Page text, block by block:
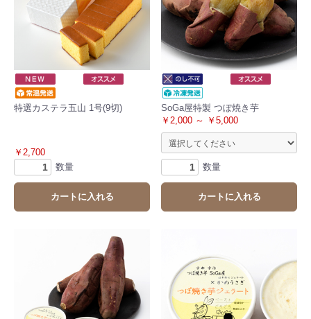
特選カステラ五山 1号(9切)
￥2,700
数量
カートに入れる
SoGa屋特製 つぼ焼き芋
￥2,000 ～ ￥5,000
数量
カートに入れる